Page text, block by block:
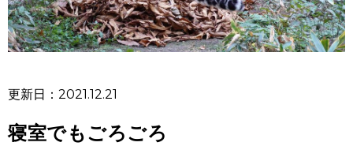
更新日：2021.12.21
寝室でもごろごろ